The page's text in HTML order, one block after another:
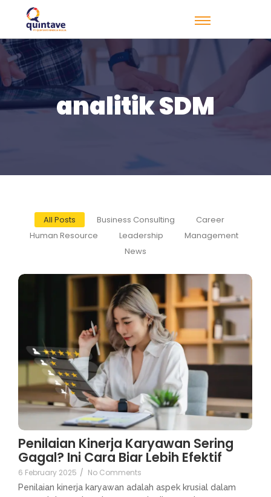
analitik SDM
All Posts Business Consulting
Career
Human Resource
Leadership
Management
News
Penilaian Kinerja Karyawan Sering
Gagal? Ini Cara Biar Lebih Efektif
6 February 2025 / No Comments
Penilaian kinerja karyawan adalah aspek krusial dalam